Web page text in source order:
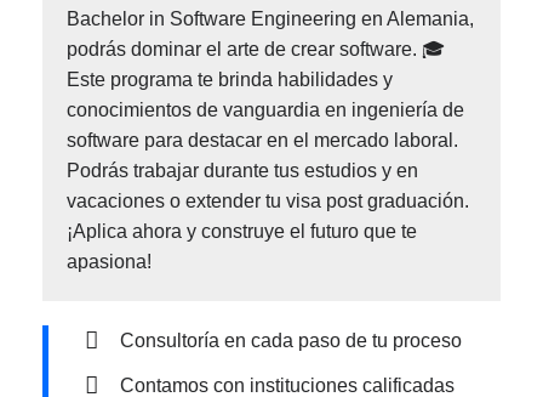
Bachelor in Software Engineering en Alemania,
podrás dominar el arte de crear software. 🎓
Este programa te brinda habilidades y
conocimientos de vanguardia en ingeniería de
software para destacar en el mercado laboral.
Podrás trabajar durante tus estudios y en
vacaciones o extender tu visa post graduación.
¡Aplica ahora y construye el futuro que te
apasiona!
Consultoría en cada paso de tu proceso
Contamos con instituciones calificadas